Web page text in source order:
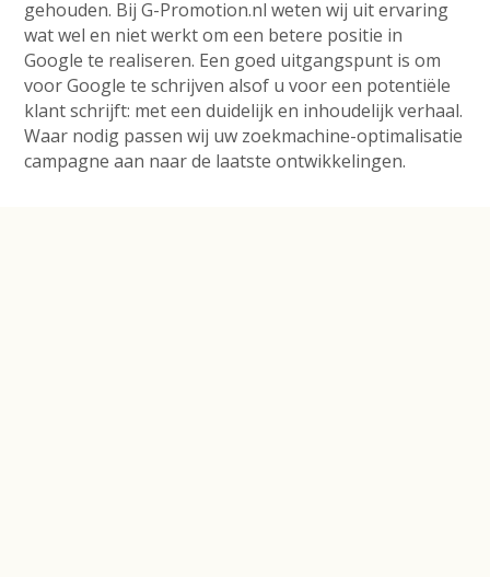
gehouden. Bij G-Promotion.nl weten wij uit ervaring
wat wel en niet werkt om een betere positie in
Google te realiseren. Een goed uitgangspunt is om
voor Google te schrijven alsof u voor een potentiële
klant schrijft: met een duidelijk en inhoudelijk verhaal.
Waar nodig passen wij uw zoekmachine-optimalisatie
campagne aan naar de laatste ontwikkelingen.